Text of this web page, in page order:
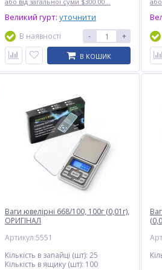
8.60
Табло для відображення
викликів персоналу S101
Опт $58.00
Великий гурт: уточнити
В наявності - +
В КОШИК
Ваги ювелірні 668/100, 100г (0,01г),
ОРИГІНАЛ
Артикул:5551
Кількість в запайці (шт): 25
Кількість в ящику (шт): 100